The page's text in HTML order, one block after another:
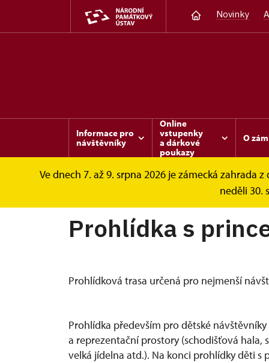
Novinky
Informace pro
návštěvníky
Online
vstupenky
a dárkové
poukazy
O
Ve dnech 7. až 9. srpna 2026 je zámecká
neděli 30.
Sychrov Informace pro návštěvníky
Prohlídka s
Prohlídková trasa určená pro nejmenší
Prohlídka především pro dětské
a reprezentační prostory (schodišťová hala,
velká jídelna atd.). Na konci prohlídky děti